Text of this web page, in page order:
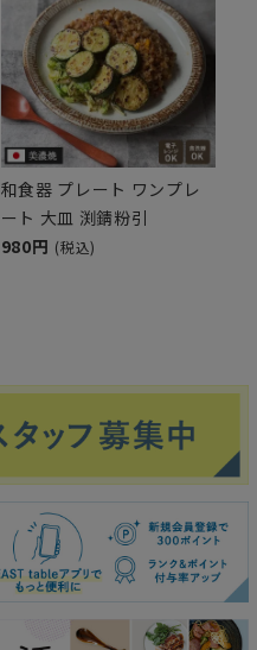
和食器 プレート ワンプレ
ート 大皿 渕錆粉引
980円 (税込)